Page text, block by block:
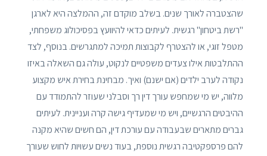
שהצטברה לאורך שנים. בשלב מוקדם זה, ההמלצה היא לארגן
"רשת ביטחון" רגשית. לעיתים כדאי להיוועץ בפסיכולוג משפחתי,
מטפל זוגי, או להצטרף לקבוצות תמיכה למתגרשים. בנוסף, לצד
ההתלבטות אילו צעדים משפטיים לנקוט, עולה גם השאלה באיזו
נקודה לערב ילדים (אם ישנם) ואיך. מבחינת בחירת איש מקצוע
מלווה, יש מי שמחפש עורך דין רך וסבלני שעוזר להתמודד עם
ההיבטים הרגשיים, ויש מי שמעדיף גישה קרה ועניינית. לעיתים
גברים מתארים שבעבודה עם עורכת דין, הם חשים שהיא מקנה
להם פרספקטיבה רגשית נוספת, בעוד נשים עשויות לחוש שעורך